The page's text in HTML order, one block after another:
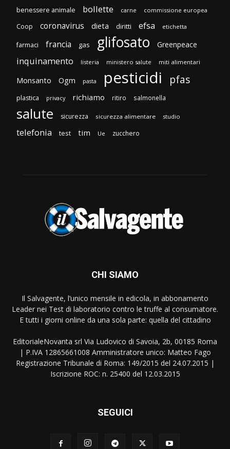
benessere animale bollette carne commissione europea
Coop coronavirus dieta diritti efsa etichetta
farmaci francia gas glifosato Greenpeace
inquinamento listeria ministero salute miti alimentari
Monsanto Ogm pasta pesticidi pfas
plastica privacy richiamo ritiro salmonella
salute sicurezza sicurezza alimentare studio
telefonia test tim Ue zucchero
CHI SIAMO
Il Salvagente, l’unico mensile in edicola, in abbonamento
Leader nei Test di laboratorio contro le truffe al consumatore.
E tutti i giorni online da una sola parte: quella del cittadino
EditorialeNovanta srl Via Ludovico di Savoia, 2b, 00185 Roma
| P.IVA 12865661008 Amministratore unico: Matteo Fago
Registrazione Tribunale di Roma: 149/2015 del 24.07.2015 |
Iscrizione ROC: n. 25400 del 12.03.2015
SEGUICI